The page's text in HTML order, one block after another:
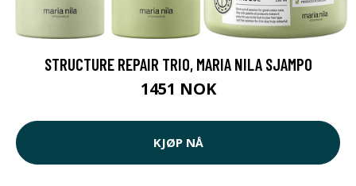
STRUCTURE REPAIR TRIO, MARIA NILA SJAMPO
1451 NOK
KJØP NÅ